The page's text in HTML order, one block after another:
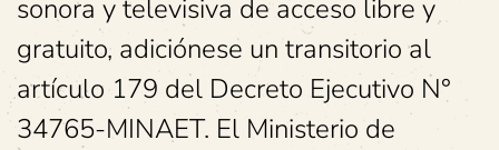
sonora y televisiva de acceso libre y
gratuito, adiciónese un transitorio al
artículo 179 del Decreto Ejecutivo N°
34765-MINAET. El Ministerio de